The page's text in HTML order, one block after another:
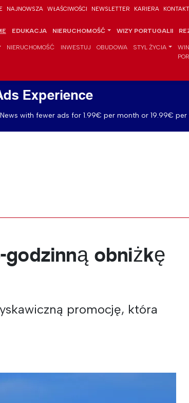
NAJNOWSZA WŁAŚCIWOŚCI NEWSLETTER KARIERA
EDUKACJA NIERUCHOMOŚĆ WIZY PORTUGALII
NIERUCHOMOŚĆ INWESTUJ OBUDOWA STYL ŻYCIA
Experience
with fewer ads for 1.99€ per month or 19.99€ per
godzinną obniżkę
promocję, która